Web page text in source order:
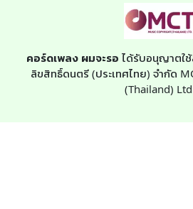
คอร์ดเพลง ผมจะรอ ได้รับอนุญาตใ
ลิขสิทธิ์ดนตรี (ประเทศไทย) จำกัด
(Thailand)